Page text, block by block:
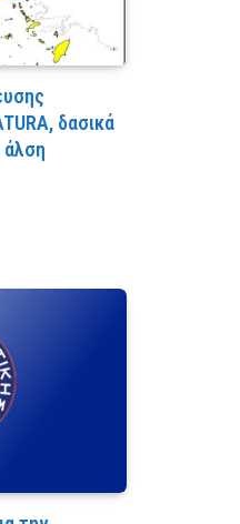
δασικά
άλση